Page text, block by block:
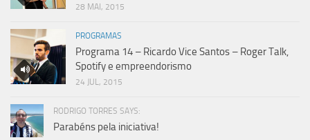
28 MAI, 2015
PROGRAMAS
Programa 14 – Ricardo Vice Santos – Roger Talk,
Spotify e empreendorismo
24 JUL, 2015
RODRIGO TORRES SAYS:
Parabéns pela iniciativa!